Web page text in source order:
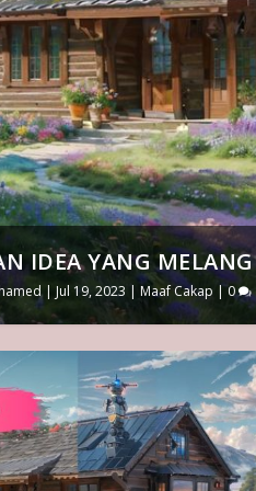
IDEA YANG
| Jul 19, 2023 | Maaf Cakap |0